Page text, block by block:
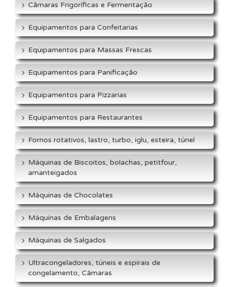
Cãmaras Frigoríficas e Fermentação
Equipamentos para Confeitarias
Equipamentos para Massas Frescas
Equipamentos para Panificação
Equipamentos para Pizzarias
Equipamentos para Restaurantes
Fornos rotativos, lastro, turbo, iglu, esteira, túnel
Máquinas de Biscoitos, bolachas, petitfour,
amanteigados
Máquinas de Chocolates
Máquinas de Embalagens
Máquinas de Salgados
Ultracongeladores, túneis e espirais de
congelamento, Câmaras